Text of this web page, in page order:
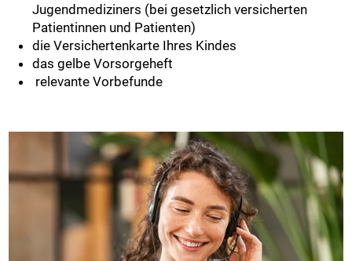
Jugendmediziners (bei gesetzlich versicherten
Patientinnen und Patienten)
die Versichertenkarte Ihres Kindes
das gelbe Vorsorgeheft
relevante Vorbefunde